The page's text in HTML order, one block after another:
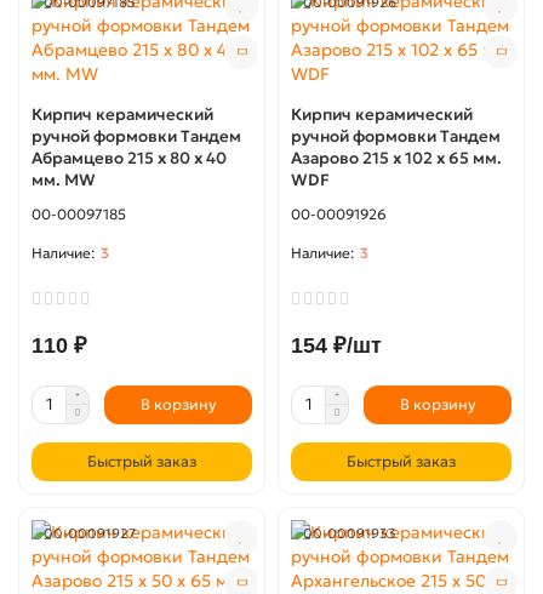
Кирпич керамический
ручной формовки Тандем
Абрамцево 215 х 80 х 40
мм. MW
00-00097185
3
110 ₽
В корзину
Быстрый заказ
Кирпич керамический
ручной формовки Тандем
Азарово 215 х 102 х 65 мм.
WDF
00-00091926
3
154 ₽/шт
В корзину
Быстрый заказ
00-00091927 00-00091933